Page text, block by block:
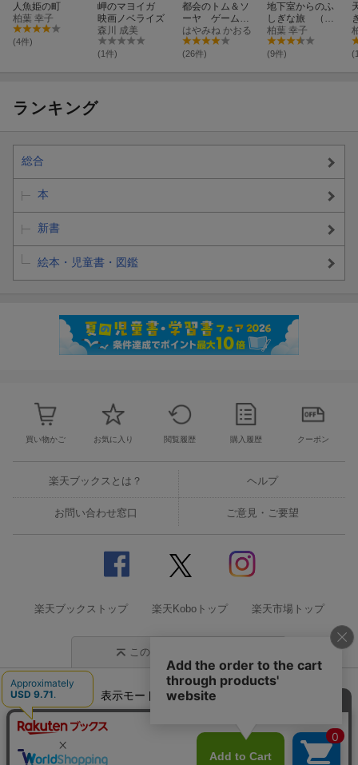
人魚姫の町
柏葉 幸子
(4件)
岬のマヨイガ
映画ノベライズ
森川 成美
(1件)
都会のトム＆ソ
ーヤ ゲーム・
ブック 修学旅
行においで
はやみね かおる
(26件)
地下室からのふ
しぎな旅 （新
装版）
柏葉 幸子
(9件)
ランキング
総合
本
新書
絵本・児童書・図鑑
買い物かご お気に入り 閲覧履歴 購入履歴 クーポン
楽天ブックスとは？ ヘルプ
お問い合わせ窓口 ご意見・ご要望
楽天ブックストップ 楽天Koboトップ 楽天市場トップ
このページの先頭に戻る
表示モード モバイル
企業情報 個人情報保護方針
特定商取引法に基づく表記